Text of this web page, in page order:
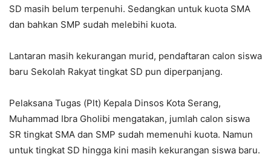
SD masih belum terpenuhi. Sedangkan untuk kuota SMA
dan bahkan SMP sudah melebihi kuota.
Lantaran masih kekurangan murid, pendaftaran calon siswa
baru Sekolah Rakyat tingkat SD pun diperpanjang.
Pelaksana Tugas (Plt) Kepala Dinsos Kota Serang,
Muhammad Ibra Gholibi mengatakan, jumlah calon siswa
SR tingkat SMA dan SMP sudah memenuhi kuota. Namun
untuk tingkat SD hingga kini masih kekurangan siswa baru.